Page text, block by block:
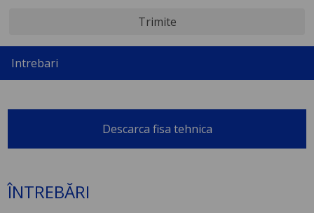
Trimite
Intrebari
Descarca fisa tehnica
ÎNTREBĂRI